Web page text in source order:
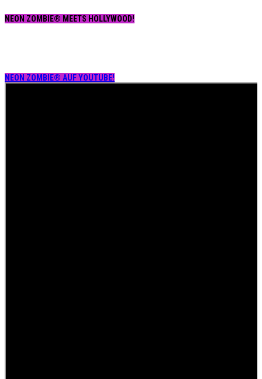
NEON ZOMBIE® MEETS HOLLYWOOD!
NEON ZOMBIE® AUF YOUTUBE!